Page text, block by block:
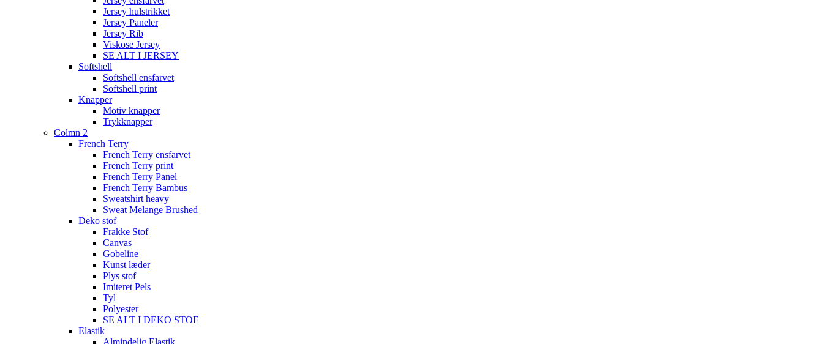
Jersey hulstrikket
Jersey Paneler
Jersey Rib
Viskose Jersey
SE ALT I JERSEY
Softshell
Softshell ensfarvet
Softshell print
Knapper
Motiv knapper
Trykknapper
Colmn 2
French Terry
French Terry ensfarvet
French Terry print
French Terry Panel
French Terry Bambus
Sweatshirt heavy
Sweat Melange Brushed
Deko stof
Frakke Stof
Canvas
Gobeline
Kunst læder
Plys stof
Imiteret Pels
Tyl
Polyester
SE ALT I DEKO STOF
Elastik
Almindelig Elastik